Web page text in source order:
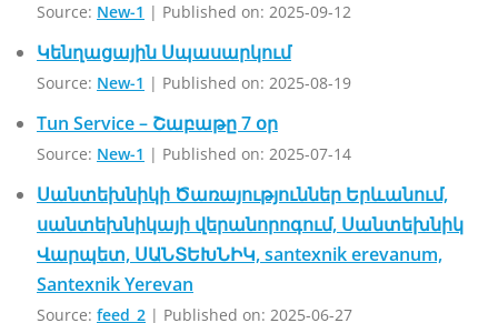
Source: New-1 Published on: 2025-09-12
Կենղացային Սպասարկում
Source: New-1 Published on: 2025-08-19
Tun Service – Շաբաթը 7 օր
Source: New-1 Published on: 2025-07-14
Սանտեխնիկի Ծառայություններ Երևանում,
սանտեխնիկայի վերանորոգում, Սանտեխնիկ
Վարպետ, ՍԱՆՏԵԽՆԻԿ, santexnik erevanum,
Santexnik Yerevan
Source: feed_2 Published on: 2025-06-27